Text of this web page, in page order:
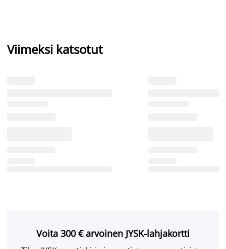
Viimeksi katsotut
Voita 300 € arvoinen JYSK-lahjakortti